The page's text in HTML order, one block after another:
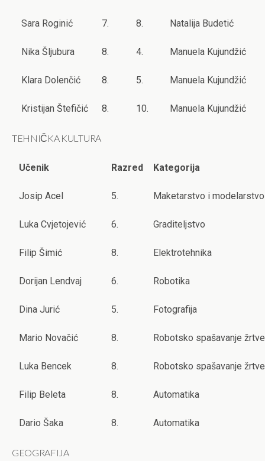
Sara Roginić 7. 8. Natalija Budetić
Nika Šljubura 8. 4. Manuela Kujundžić
Klara Dolenčić 8. 5. Manuela Kujundžić
Kristijan Štefičić 8. 10. Manuela Kujundžić
TEHNIČKA KULTURA
Učenik Razred Kategorija
Josip Acel 5. Maketarstvo i modelarstvo
Luka Cvjetojević 6. Graditeljstvo
Filip Šimić 8. Elektrotehnika
Dorijan Lendvaj 6. Robotika
Dina Jurić 5. Fotografija
Mario Novačić 8. Robotsko spašavanje žrtve
Luka Bencek 8. Robotsko spašavanje žrtve
Filip Beleta 8. Automatika
Dario Šaka 8. Automatika
GEOGRAFIJA